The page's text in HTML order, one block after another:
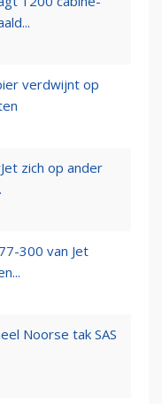
verdwijnt op
zich op ander
300 van Jet
Noorse tak SAS